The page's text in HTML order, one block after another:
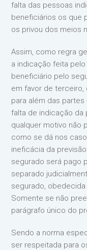
falta das pessoas
beneficiários os que
os privou dos meios
Assim, como regra
a indicação feita
beneficiário pelo
em favor de
para além das
falta de indicação da
qualquer motivo não
como se dá nos
ineficácia da
segurado será pago
separado
segurado,
Somente se não
parágrafo único do
Sendo a norma
ser respeitada para